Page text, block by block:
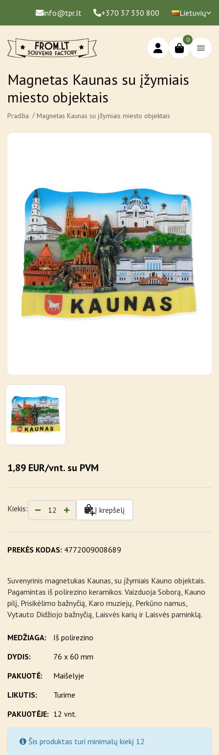
info@tpr.lt +370 37 330 800 Lietuvių
0
Magnetas Kaunas su įžymiais
miesto objektais
Pradžia Magnetas Kaunas su įžymiais miesto objektais
PREKĖS KODAS: 4772009008689
Suvenyrinis magnetukas Kaunas, su įžymiais Kauno objektais.
Pagamintas iš polirezino keramikos. Vaizduoja Soborą, Kauno
pilį, Prisikėlimo bažnyčią, Karo muziejų, Perkūno namus,
Vytauto Didžiojo bažnyčią, Laisvės karių ir Laisvės paminklą.
MEDŽIAGA:
Iš polirezino
DYDIS:
76 x 60 mm
PAKUOTĖ:
Maišelyje
LIKUTIS:
Turime
PAKUOTĖJE: 12 vnt.
1,89 EUR/vnt. su PVM
Kiekis: Į krepšelį
Šis produktas turi minimalų kiekį 12